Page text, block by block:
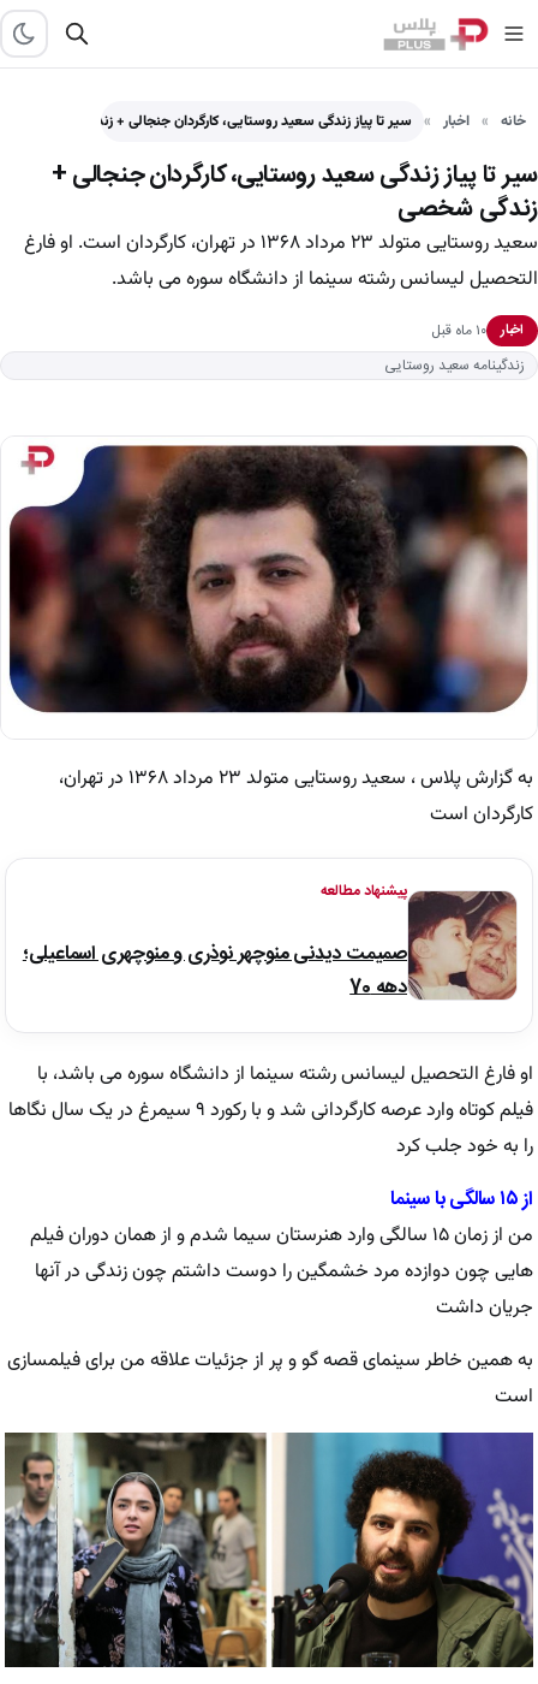
خانه اخبار سیر تا پیاز زندگی سعید روستایی، کارگردان جنجالی + زندگی…
سیر تا پیاز زندگی سعید روستایی، کارگردان جنجالی +
زندگی شخصی
سعید روستایی متولد ۲۳ مرداد ۱۳۶۸ در تهران، کارگردان است. او فارغ
التحصیل لیسانس رشته سینما از دانشگاه سوره می باشد.
اخبار
۱۰ ماه قبل
زندگینامه سعید روستایی
به گزارش پلاس ، سعید روستایی متولد ۲۳ مرداد ۱۳۶۸ در تهران،
کارگردان است
پیشنهاد مطالعه
صمیمت دیدنی منوچهر نوذری و منوچهری اسماعیلی؛
دهه 70
او فارغ التحصیل لیسانس رشته سینما از دانشگاه سوره می باشد، با
فیلم کوتاه وارد عرصه کارگردانی شد و با رکورد ۹ سیمرغ در یک سال نگاها
را به خود جلب کرد
از ۱۵ سالگی با سینما
من از زمان ۱۵ سالگی وارد هنرستان سیما شدم و از همان دوران فیلم
هایی چون دوازده مرد خشمگین را دوست داشتم چون زندگی در آنها
جریان داشت
به همین خاطر سینمای قصه گو و پر از جزئیات علاقه من برای فیلمسازی
است